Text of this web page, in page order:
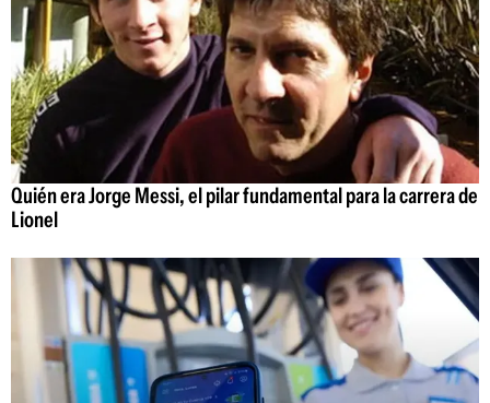
Quién era Jorge Messi, el pilar fundamental para la carrera de
Lionel